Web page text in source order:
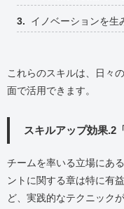
イノベーションを生
これらのスキルは、日々
面で活用できます。
スキルアップ効果.2
チームを率いる立場にあ
ントに関する章は特に有
ど、実践的なテクニックが